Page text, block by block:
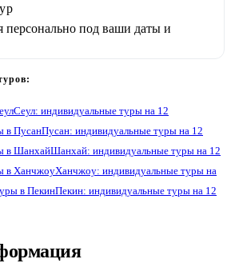
1
персонально под ваши даты и
Сеул: индивидуальные туры на 12
в ПусанПусан: индивидуальные туры на 12
в ШанхайШанхай: индивидуальные туры на 12
в ХанчжоуХанчжоу: индивидуальные туры на
в ПекинПекин: индивидуальные туры на 12